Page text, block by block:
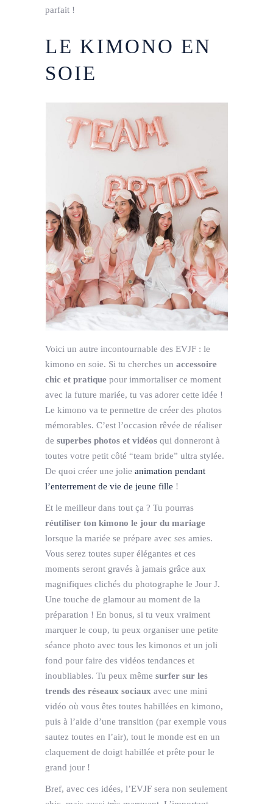
parfait !
LE KIMONO EN
SOIE
Voici un autre incontournable des EVJF : le
kimono en soie. Si tu cherches un accessoire
chic et pratique pour immortaliser ce moment
avec la future mariée, tu vas adorer cette idée !
Le kimono va te permettre de créer des photos
mémorables. C’est l’occasion rêvée de réaliser
de superbes photos et vidéos qui donneront à
toutes votre petit côté “team bride” ultra stylée.
De quoi créer une jolie animation pendant
l’enterrement de vie de jeune fille !
Et le meilleur dans tout ça ? Tu pourras
réutiliser ton kimono le jour du mariage
lorsque la mariée se prépare avec ses amies.
Vous serez toutes super élégantes et ces
moments seront gravés à jamais grâce aux
magnifiques clichés du photographe le Jour J.
Une touche de glamour au moment de la
préparation ! En bonus, si tu veux vraiment
marquer le coup, tu peux organiser une petite
séance photo avec tous les kimonos et un joli
fond pour faire des vidéos tendances et
inoubliables. Tu peux même surfer sur les
trends des réseaux sociaux avec une mini
vidéo où vous êtes toutes habillées en kimono,
puis à l’aide d’une transition (par exemple vous
sautez toutes en l’air), tout le monde est en un
claquement de doigt habillée et prête pour le
grand jour !
Bref, avec ces idées, l’EVJF sera non seulement